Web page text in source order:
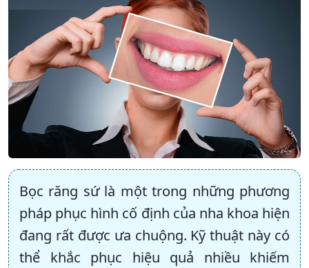
Bọc răng sứ là một trong những phương
pháp phục hình cố định của nha khoa hiện
đang rất được ưa chuộng. Kỹ thuật này có
thể khắc phục hiệu quả nhiều khiếm